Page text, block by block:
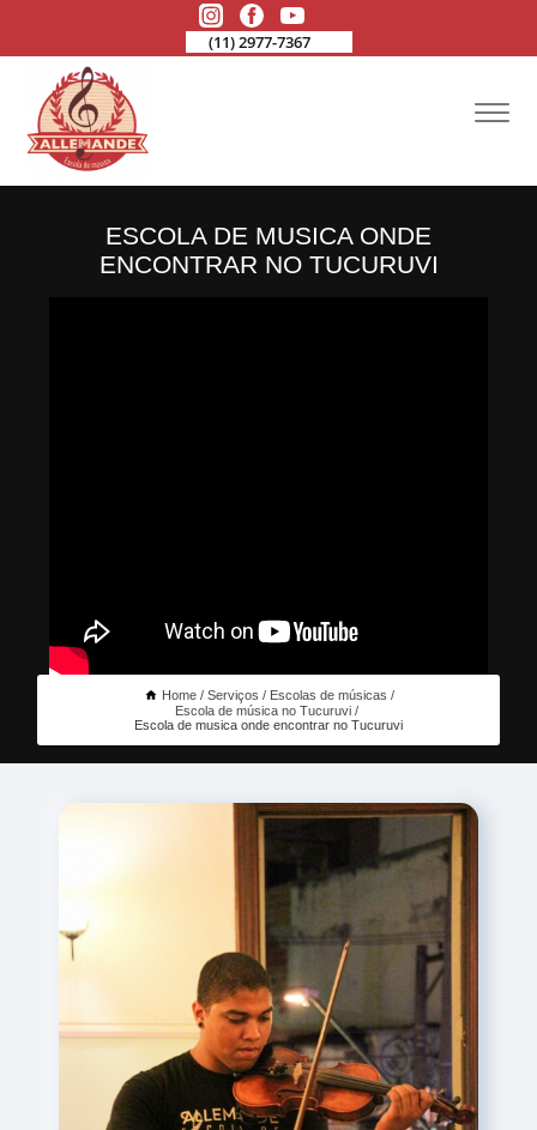
(11) 2977-7367
ESCOLA DE MUSICA ONDE
ENCONTRAR NO TUCURUVI
Home Serviços
Escolas de músicas
Escola de música no Tucuruvi
Escola de musica onde encontrar no Tucuruvi